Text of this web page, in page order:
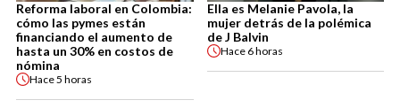
Reforma laboral en Colombia:
cómo las pymes están
financiando el aumento de
hasta un 30% en costos de
nómina
Hace5 horas
Ella es Melanie Pavola, la
mujer detrás de la polémica
de J Balvin
Hace 6 horas